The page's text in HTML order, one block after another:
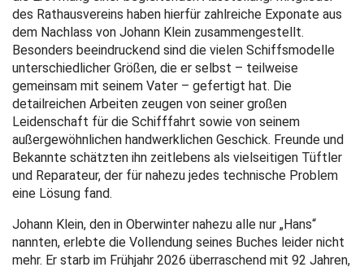
des Rathausvereins haben hierfür zahlreiche Exponate aus
dem Nachlass von Johann Klein zusammengestellt.
Besonders beeindruckend sind die vielen Schiffsmodelle
unterschiedlicher Größen, die er selbst – teilweise
gemeinsam mit seinem Vater – gefertigt hat. Die
detailreichen Arbeiten zeugen von seiner großen
Leidenschaft für die Schifffahrt sowie von seinem
außergewöhnlichen handwerklichen Geschick. Freunde und
Bekannte schätzten ihn zeitlebens als vielseitigen Tüftler
und Reparateur, der für nahezu jedes technische Problem
eine Lösung fand.
Johann Klein, den in Oberwinter nahezu alle nur „Hans“
nannten, erlebte die Vollendung seines Buches leider nicht
mehr. Er starb im Frühjahr 2026 überraschend mit 92 Jahren,